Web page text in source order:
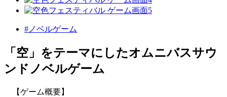
#ノベルゲーム
「空」をテーマにしたオムニバスサウ
ンドノベルゲーム
【ゲーム概要】